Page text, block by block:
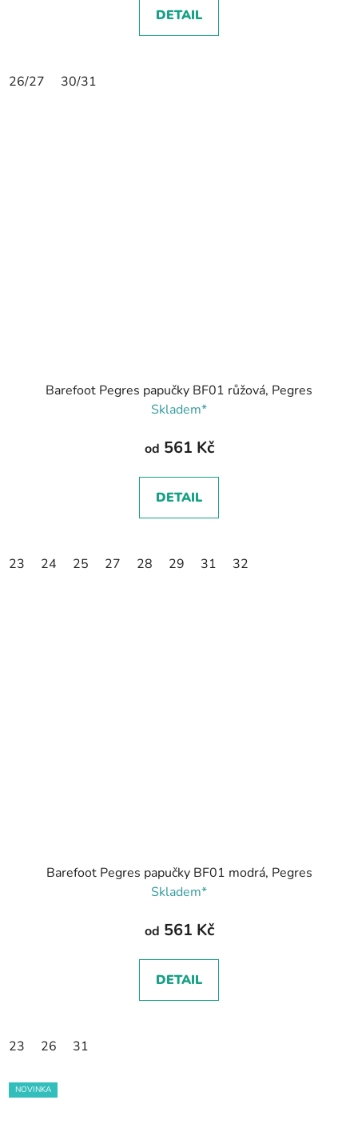
DETAIL
26/27 30/31
Barefoot Pegres papučky BF01 růžová, Pegres
Skladem*
od 561 Kč
DETAIL
23 24 25 27 28 29 31 32
Barefoot Pegres papučky BF01 modrá, Pegres
Skladem*
od 561 Kč
DETAIL
23 26 31
NOVINKA